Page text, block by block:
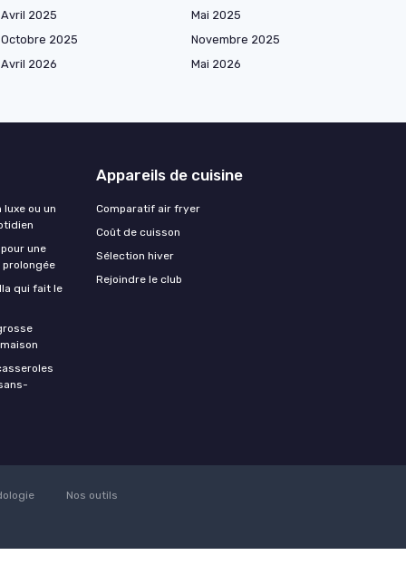
Avril 2025
Mai 2025
Octobre 2025
Novembre 2025
Avril 2026
Mai 2026
ou un
une
qui fait le
Appareils de cuisine
Comparatif air fryer
Coût de cuisson
Sélection hiver
Rejoindre le club
Nos outils